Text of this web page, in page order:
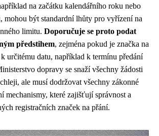
na začátku kalendářního roku nebo
mohou být standardní lhůty pro vyřízení na
limitu. Doporučuje se proto podat
předstihem, zejména pokud je značka na
určitému datu, například k termínu předání
dopravy se snaží všechny žádosti
ale musí dodržovat všechny zákonné
mechanismy, které zajišťují správnost a
registračních značek na přání.